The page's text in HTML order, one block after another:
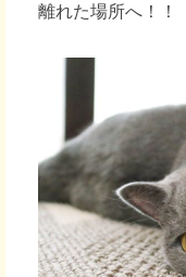
離れた場所へ！！